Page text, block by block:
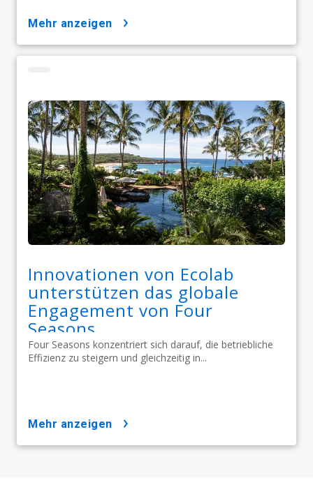
mehr anzeigen
Innovationen von Ecolab
unterstützen das globale
Engagement von Four
Seasons​​​​​​​
Four Seasons konzentriert sich darauf, die betriebliche
Effizienz zu steigern und gleichzeitig in...
mehr anzeigen